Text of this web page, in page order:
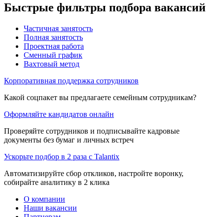
Быстрые фильтры подбора вакансий
Частичная занятость
Полная занятость
Проектная работа
Сменный график
Вахтовый метод
Корпоративная поддержка сотрудников
Какой соцпакет вы предлагаете семейным сотрудникам?
Оформляйте кандидатов онлайн
Проверяйте сотрудников и подписывайте кадровые
документы без бумаг и личных встреч
Ускорьте подбор в 2 раза с Talantix
Автоматизируйте сбор откликов, настройте воронку,
собирайте аналитику в 2 клика
О компании
Наши вакансии